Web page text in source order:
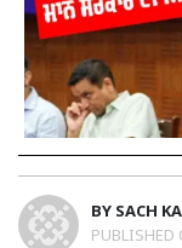
BY SACH
PUBLISHED